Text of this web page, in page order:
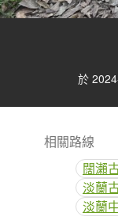
於
相關路線
闊瀨
淡蘭